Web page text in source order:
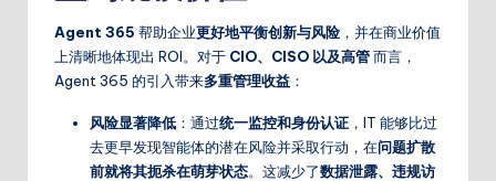
Agent 365 帮助企业更好地平衡创新与风险 ，并在商业价值
上清晰地体现出 ROI。对于 CIO、CISO 以及高管而言，
Agent 365 的引入带来多重管理收益 ：
风险显著降低 ：通过统一监控和身份认证 ，IT 能够比过
去更早发现智能体的潜在风险并采取行动，在问题扩散
前就将其扼杀在萌芽状态。这减少了数据泄露、违规访